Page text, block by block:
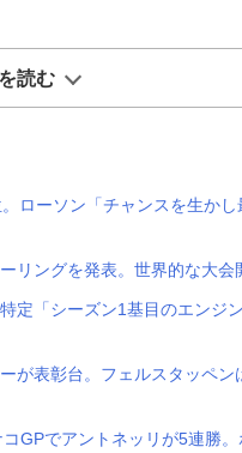
読む
ローソン「チャンスを生かし
リングを発表。世界的な大会
定「シーズン1基目のエンジ
が表彰台。フェルスタッペ
GPでアントネッリが5連勝